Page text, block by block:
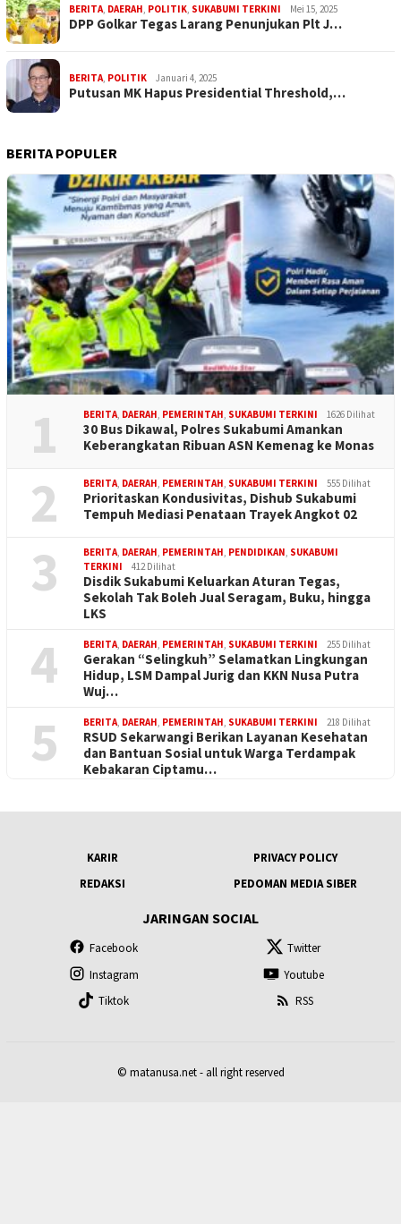
BERITA DAERAH POLITIK SUKABUMI TERKINI Mei 15, 2025
DPP Golkar Tegas Larang Penunjukan Plt J…
BERITA POLITIK Januari 4, 2025
Putusan MK Hapus Presidential Threshold,…
BERITA POPULER
1 BERITA DAERAH PEMERINTAH SUKABUMI TERKINI 1626 Dilihat
30 Bus Dikawal, Polres Sukabumi Amankan
Keberangkatan Ribuan ASN Kemenag ke Monas
2 BERITA DAERAH PEMERINTAH SUKABUMI TERKINI 555 Dilihat
Prioritaskan Kondusivitas, Dishub Sukabumi
Tempuh Mediasi Penataan Trayek Angkot 02
3 BERITA DAERAH PEMERINTAH PENDIDIKAN SUKABUMI
TERKINI
412 Dilihat
Disdik Sukabumi Keluarkan Aturan Tegas,
Sekolah Tak Boleh Jual Seragam, Buku, hingga
LKS
4 BERITA DAERAH PEMERINTAH SUKABUMI TERKINI 255 Dilihat
Gerakan “Selingkuh” Selamatkan Lingkungan
Hidup, LSM Dampal Jurig dan KKN Nusa Putra
Wuj…
5 BERITA DAERAH PEMERINTAH SUKABUMI TERKINI 218 Dilihat
RSUD Sekarwangi Berikan Layanan Kesehatan
dan Bantuan Sosial untuk Warga Terdampak
Kebakaran Ciptamu…
KARIR
PRIVACY POLICY
REDAKSI
PEDOMAN MEDIA SIBER
JARINGAN SOCIAL
Facebook
Twitter
Instagram
Youtube
Tiktok
RSS
© matanusa.net - all right reserved